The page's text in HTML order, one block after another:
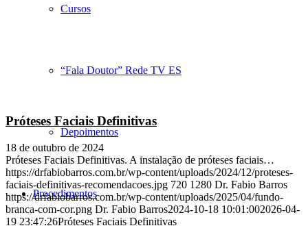
Cursos
“Fala Doutor” Rede TV ES
Depoimentos
Procedimentos
Próteses Faciais Definitivas
18 de outubro de 2024
Próteses Faciais Definitivas. A instalação de próteses faciais…
https://drfabiobarros.com.br/wp-content/uploads/2024/12/proteses-
faciais-definitivas-recomendacoes.jpg 720 1280 Dr. Fabio Barros
https://drfabiobarros.com.br/wp-content/uploads/2025/04/fundo-
branca-com-cor.png Dr. Fabio Barros2024-10-18 10:01:002026-04-
19 23:47:26Próteses Faciais Definitivas